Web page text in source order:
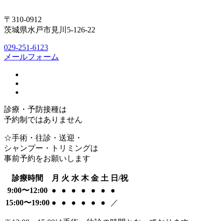
〒310-0912
茨城県水戸市見川5-126-22
029-251-6123
メールフォーム
診療・予防接種は
予約制ではありません
☆手術・往診・送迎・
シャンプー・トリミングは
事前予約をお願いします
診療時間 月 火 水 木 金 土 日/祝
9:00〜12:00 ● ● ● ● ● ●
●
15:00〜19:00 ● ● ● ● ● ● ／